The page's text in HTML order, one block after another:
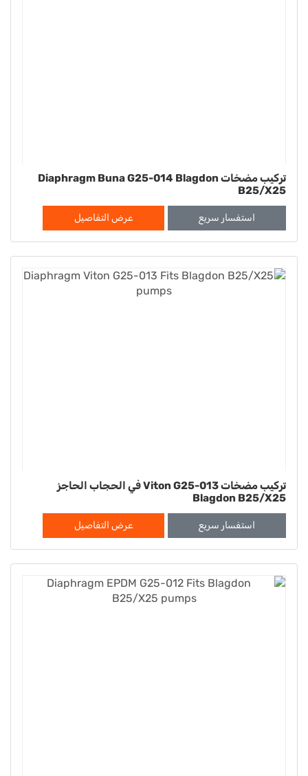
تركيب مضخات Diaphragm Buna G25-014 Blagdon
B25/X25
استفسار سريع عرض التفاصيل
تركيب مضخات Viton G25-013 في الحجاب الحاجز
Blagdon B25/X25
استفسار سريع عرض التفاصيل